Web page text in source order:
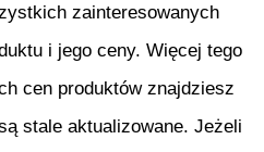
zainteresowanych
i jego ceny. Więcej tego
cen produktów znajdziesz
stale aktualizowane. Jeżeli